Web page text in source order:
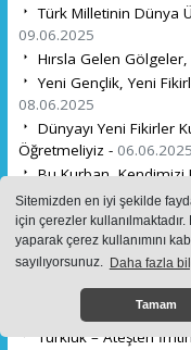
Sitemizden en iyi şekilde
için çerezler
yaparak çerez kullanımını
sayılıyorsunuz. Daha fazla
Tamam
Türk Milletinin Dünya
09.06.2025
Hırsla Gelen
Yeni Gençlik, Yeni
08.06.2025
Dünyayı Yeni Fikirler
Öğretmeliyiz - 06.06.2025
Bu Kurban, Kendimizi
Avrupa'nın Suskunluğu,
Kardeşlik Enerjiyle
-04.06.2025
Libya Anlaşması
Konuşuyor -03.06.2025
Dünyaya İz Bırakmak
Türklük – Ateşten